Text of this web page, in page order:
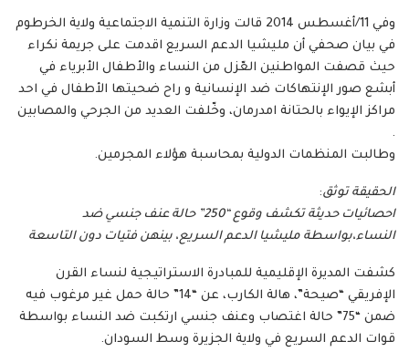
وفي 11/أغسطس 2014 قالت وزارة التنمية الاجتماعية ولاية الخرطوم
في بيان صحفي أن مليشيا الدعم السريع اقدمت على جريمة نكراء
حيث قصفت المواطنين العّزل من النساء والأطفال الأبرياء في
أبشع صور الإنتهاكات ضد الإنسانية و راح ضحيتها الأطفال في احد
مراكز الإيواء بالحتانة امدرمان، وخّلفت العديد من الجرحي والمصابين
.
وطالبت المنظمات الدولية بمحاسبة هؤلاء المجرمين.
الحقيقة توثق:
احصائيات حديثة تكشف وقوع “250” حالة عنف جنسي ضد
النساء،بواسطة مليشيا الدعم السريع، بينهن فتيات دون التاسعة
كشفت المديرة الإقليمية للمبادرة الاستراتيجية لنساء القرن
الإفريقي “صيحة”، هالة الكارب، عن “14” حالة حمل غير مرغوب فيه
ضمن “75” حالة اغتصاب وعنف جنسي ارتكبت ضد النساء بواسطة
قوات الدعم السريع في ولاية الجزيرة وسط السودان.